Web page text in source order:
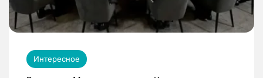
Интересное